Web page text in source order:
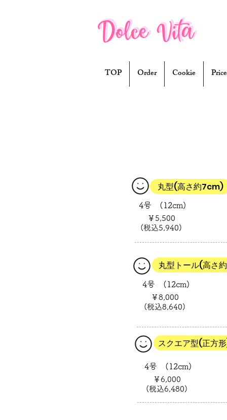
Dolce Vita
Dolce Vita
TOP Order Cookie Price
丸型(高さ約7cm)
4号 (12cm)
￥5,500
(税込5,940)
丸型トール(高さ
4号 (12cm)
￥8,000
(税込8,640)
スクエア型(正方
4号 (12cm)
￥6,000
(税込6,480)